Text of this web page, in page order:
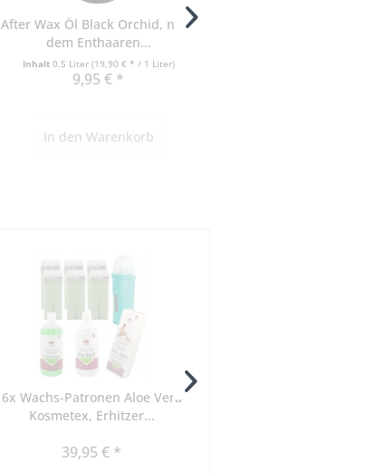
After Wax Öl Black Orchid, nach
dem Enthaaren...
Inhalt 0.5 Liter (19,90 € * / 1 Liter)
9,95 € *
In den Warenkorb
6x Wachs-Patronen Aloe Vera
Kosmetex, Erhitzer...
39,95 € *